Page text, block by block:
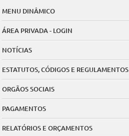
MENU DINÂMICO
ÁREA PRIVADA - LOGIN
NOTÍCIAS
ESTATUTOS, CÓDIGOS E REGULAMENTOS
ORGÃOS SOCIAIS
PAGAMENTOS
RELATÓRIOS E ORÇAMENTOS